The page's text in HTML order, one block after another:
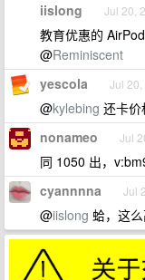
iislong Jul 20,
教育优惠的
@Reminiscent
yescola Jul 20,
@kylebing 还卡
nonameo Jul
同 1050 出，
cyannnna Jul
@iislong 蛤，这